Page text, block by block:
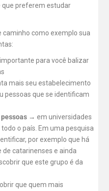
que preferem estudar
caminho como exemplo sua
para você balizar
mais seu estabelecimento
pessoas que se identificam
pessoas → em universidades
o país. Em uma pesquisa
por exemplo que há
catarinenses e ainda
que este grupo é da
que quem mais